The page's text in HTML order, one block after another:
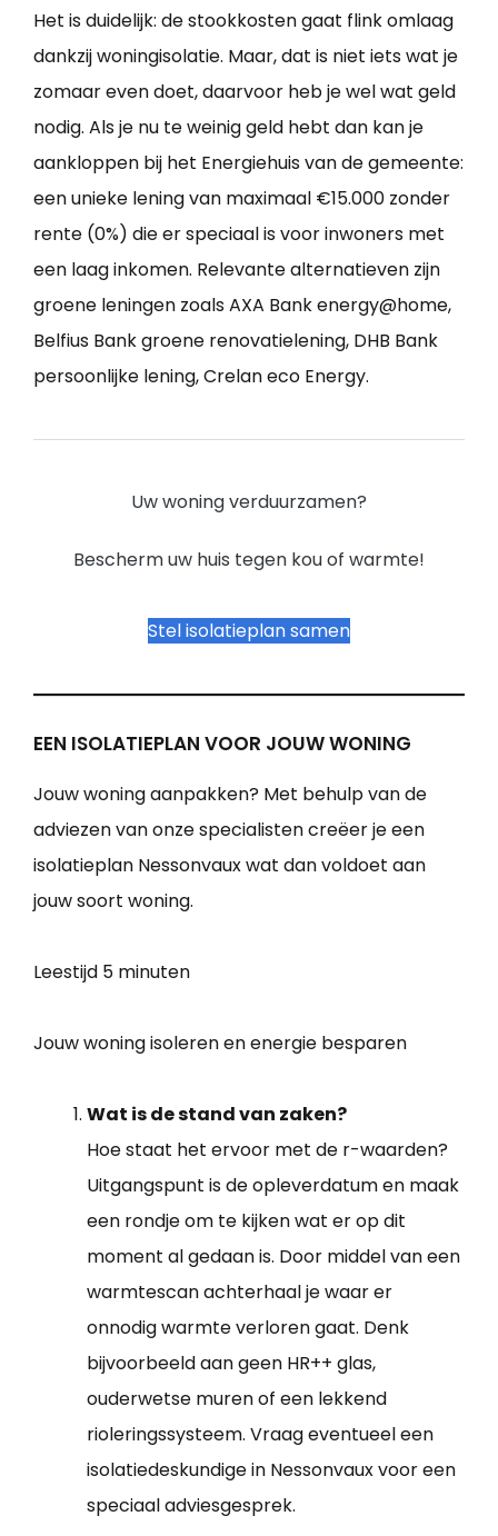
Het is duidelijk: de stookkosten gaat flink omlaag
dankzij woningisolatie. Maar, dat is niet iets wat je
zomaar even doet, daarvoor heb je wel wat geld
nodig. Als je nu te weinig geld hebt dan kan je
aankloppen bij het Energiehuis van de gemeente:
een unieke lening van maximaal €15.000 zonder
rente (0%) die er speciaal is voor inwoners met
een laag inkomen. Relevante alternatieven zijn
groene leningen zoals AXA Bank energy@home,
Belfius Bank groene renovatielening, DHB Bank
persoonlijke lening, Crelan eco Energy.
Uw woning verduurzamen?
Bescherm uw huis tegen kou of warmte!
Stel isolatieplan samen
EEN ISOLATIEPLAN VOOR JOUW WONING
Jouw woning aanpakken? Met behulp van de
adviezen van onze specialisten creëer je een
isolatieplan Nessonvaux wat dan voldoet aan
jouw soort woning.
Leestijd 5 minuten
Jouw woning isoleren en energie besparen
Wat is de stand van zaken?
Hoe staat het ervoor met de r-waarden?
Uitgangspunt is de opleverdatum en maak
een rondje om te kijken wat er op dit
moment al gedaan is. Door middel van een
warmtescan achterhaal je waar er
onnodig warmte verloren gaat. Denk
bijvoorbeeld aan geen HR++ glas,
ouderwetse muren of een lekkend
rioleringssysteem. Vraag eventueel een
isolatiedeskundige in Nessonvaux voor een
speciaal adviesgesprek.